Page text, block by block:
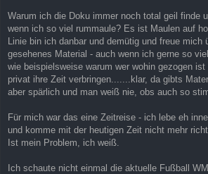
Warum ich die Doku immer noch total geil finde
wenn ich so viel rummaule? Es ist Maulen auf
Linie bin ich danbar und demütig und freue
gesehenes Material - auch wenn ich gerne so
wie beispielsweise warum wer wohin gezogen
privat ihre Zeit verbringen.......klar, da gibts
aber spärlich und man weiß nie, obs auch so
Für mich war das eine Zeitreise - ich lebe eh
und komme mit der heutigen Zeit nicht mehr
Ist mein Problem, ich weiß.
Ich schaute nicht einmal die aktuelle Fußball